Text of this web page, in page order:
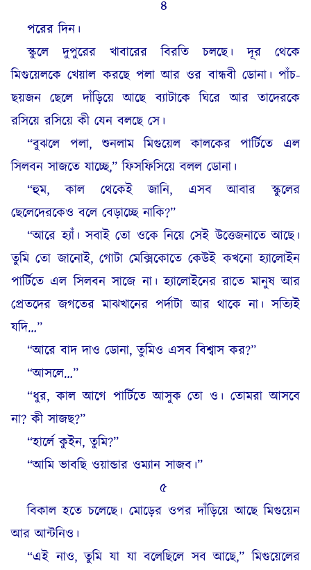
৪
পরের দিন।
স্কুলে দুপুরের খাবারের বিরতি চলছে। দূর থেকে
মিগুয়েলকে খেয়াল করছে পলা আর ওর বান্ধবী ডোনা। পাঁচ-
ছয়জন ছেলে দাঁড়িয়ে আছে ব্যাটাকে ঘিরে আর তাদেরকে
রসিয়ে রসিয়ে কী যেন বলছে সে।
“বুঝলে পলা, শুনলাম মিগুয়েল কালকের পার্টিতে এল
সিলবন সাজতে যাচ্ছে,” ফিসফিসিয়ে বলল ডোনা।
“হুম, কাল থেকেই জানি, এসব আবার স্কুলের
ছেলেদেরকেও বলে বেড়াচ্ছে নাকি?”
“আরে হ্যাঁ। সবাই তো ওকে নিয়ে সেই উত্তেজনাতে আছে।
তুমি তো জানোই, গোটা মেক্সিকোতে কেউই কখনো হ্যালোইন
পার্টিতে এল সিলবন সাজে না। হ্যালোইনের রাতে মানুষ আর
প্রেতদের জগতের মাঝখানের পর্দাটা আর থাকে না। সত্যিই
যদি…”
“আরে বাদ দাও ডোনা, তুমিও এসব বিশ্বাস কর?”
“আসলে…”
“ধুর, কাল আগে পার্টিতে আসুক তো ও। তোমরা আসবে
না? কী সাজছ?”
“হার্লে কুইন, তুমি?”
“আমি ভাবছি ওয়ান্ডার ওম্যান সাজব।”
৫
বিকাল হতে চলেছে। মোড়ের ওপর দাঁড়িয়ে আছে মিগুয়েন
আর আন্টনিও।
“এই নাও, তুমি যা যা বলেছিলে সব আছে,” মিগুয়েলের